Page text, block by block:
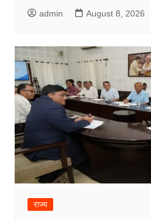
admin August 8, 2026
राज्य